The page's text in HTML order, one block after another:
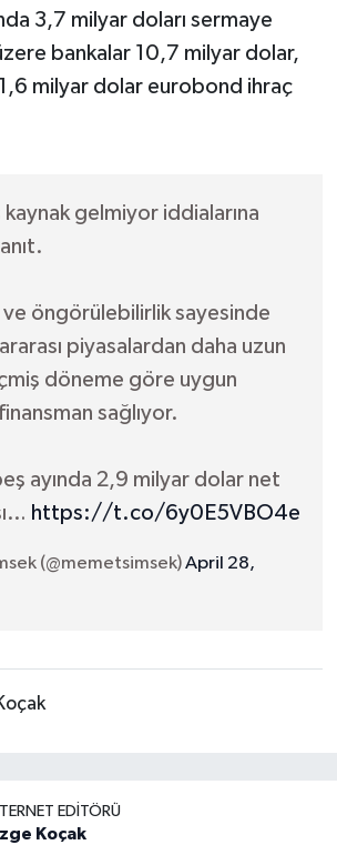
3,7 milyar doları sermaye
bankalar 10,7 milyar dolar,
milyar dolar eurobond ihraç
kaynak gelmiyor iddialarına
öngörülebilirlik sayesinde
piyasalardan daha uzun
döneme göre uygun
sağlıyor.
ayında 2,9 milyar dolar net
https://t.co/6y0E5VBO4e
(@memetsimsek)April 28,
EDITÖRÜ
Koçak